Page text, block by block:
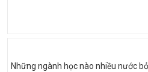
Những ngành học nào nhiều nước